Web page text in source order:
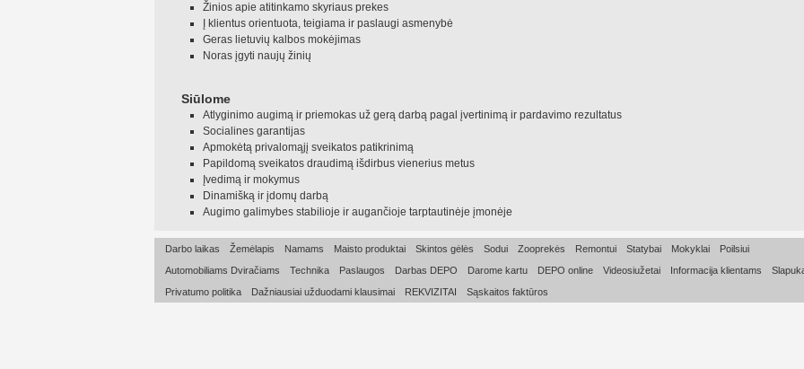
Žinios apie atitinkamo skyriaus prekes
Į klientus orientuota, teigiama ir paslaugi asmenybė
Geras lietuvių kalbos mokėjimas
Noras įgyti naujų žinių
Siūlome
Atlyginimo augimą ir priemokas už gerą darbą pagal įvertinimą ir pardavimo rezultatus
Socialines garantijas
Apmokėtą privalomąjį sveikatos patikrinimą
Papildomą sveikatos draudimą išdirbus vienerius metus
Įvedimą ir mokymus
Dinamišką ir įdomų darbą
Augimo galimybes stabilioje ir augančioje tarptautinėje įmonėje
Darbo laikas Žemėlapis Namams Maisto produktai Skintos gėlės Sodui Zooprekės Remontui Statybai Mokyklai
Poilsiui
Automobiliams Dviračiams
Technika Paslaugos Darbas DEPO Darome kartu DEPO online Videosiužetai Informacija klientams
Privatumo politika
Dažniausiai užduodami klausimai REKVIZITAI Sąskaitos faktūros